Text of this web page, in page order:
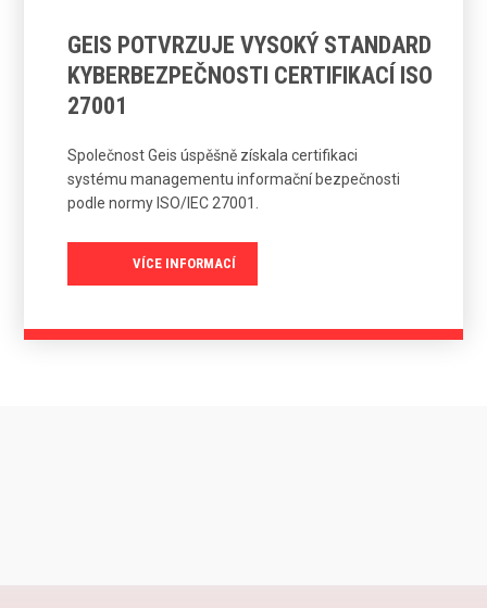
GEIS POTVRZUJE VYSOKÝ STANDARD
KYBERBEZPEČNOSTI CERTIFIKACÍ ISO
27001
Společnost Geis úspěšně získala certifikaci
systému managementu informační bezpečnosti
podle normy ISO/IEC 27001.
VÍCE INFORMACÍ